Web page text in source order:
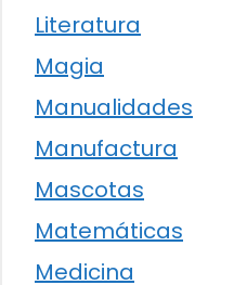
Literatura
Magia
Manualidades
Manufactura
Mascotas
Matemáticas
Medicina